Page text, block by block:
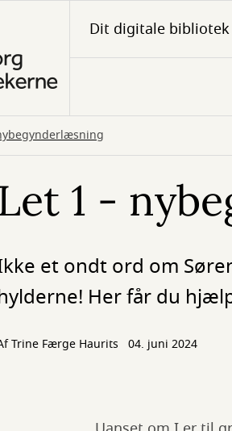
Dit digitale bibliotek
1 -
et ondt ord om
Her får du
Trine Færge Haurits 04. juni 2024